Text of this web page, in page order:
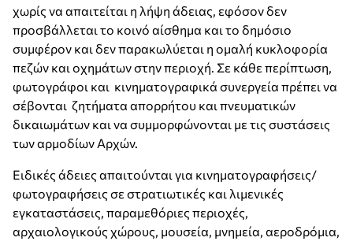
χωρίς να απαιτείται η λήψη άδειας, εφόσον δεν
προσβάλλεται το κοινό αίσθημα και το δημόσιο
συμφέρον και δεν παρακωλύεται η ομαλή κυκλοφορία
πεζών και οχημάτων στην περιοχή. Σε κάθε περίπτωση,
φωτογράφοι και κινηματογραφικά συνεργεία πρέπει να
σέβονται ζητήματα απορρήτου και πνευματικών
δικαιωμάτων και να συμμορφώνονται με τις συστάσεις
των αρμοδίων Αρχών.
Ειδικές άδειες απαιτούνται για κινηματογραφήσεις/
φωτογραφήσεις σε στρατιωτικές και λιμενικές
εγκαταστάσεις, παραμεθόριες περιοχές,
αρχαιολογικούς χώρους, μουσεία, μνημεία, αεροδρόμια,